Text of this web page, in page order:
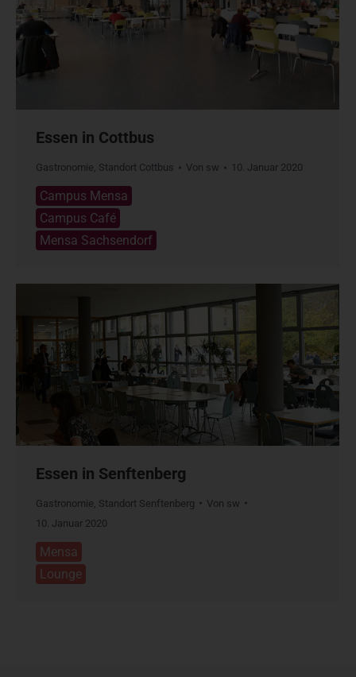
Essen in Cottbus
Gastronomie, Standort Cottbus Von sw 10. Januar 2020
Campus Mensa
Campus Café
Mensa Sachsendorf
Essen in Senftenberg
Gastronomie Standort Senftenberg Von sw
10. Januar 2020
Mensa
Lounge